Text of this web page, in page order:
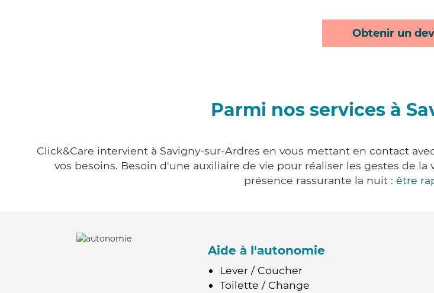
Obtenir un
Parmi nos services à
Click&Care intervient à Savigny-sur-Ardres en vous mettant en contact
vos besoins. Besoin d'une auxiliaire de vie pour réaliser les gestes de
présence rassurante la nuit : être
Aide à l'autonomie
Lever / Coucher
Toilette / Change